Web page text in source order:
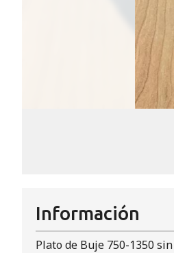
Información
Plato de Buje 750-1350